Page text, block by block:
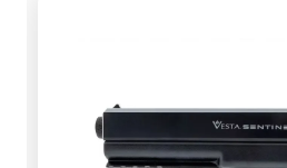
randscherpte,
uitstekende
gegarandeerd. XL